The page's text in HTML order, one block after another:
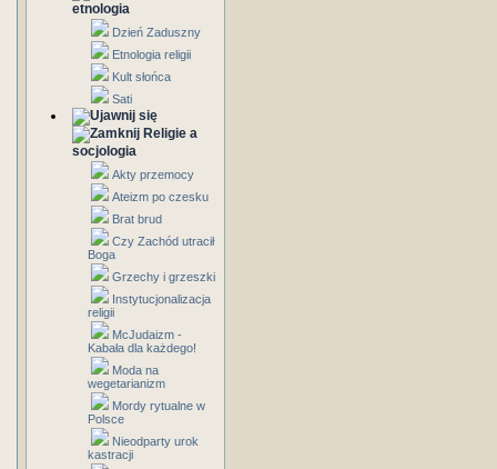
etnologia
Dzień Zaduszny
Etnologia religii
Kult słońca
Sati
Religie a
socjologia
Akty przemocy
Ateizm po czesku
Brat brud
Czy Zachód utracił
Boga
Grzechy i grzeszki
Instytucjonalizacja
religii
McJudaizm -
Kabała dla każdego!
Moda na
wegetarianizm
Mordy rytualne w
Polsce
Nieodparty urok
kastracji